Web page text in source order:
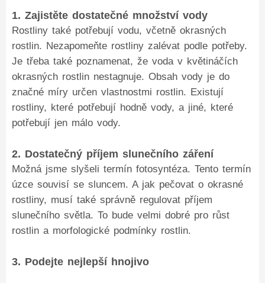
1. Zajistěte dostatečné množství vody
Rostliny také potřebují vodu, včetně okrasných
rostlin. Nezapomeňte rostliny zalévat podle potřeby.
Je třeba také poznamenat, že voda v květináčích
okrasných rostlin nestagnuje. Obsah vody je do
značné míry určen vlastnostmi rostlin. Existují
rostliny, které potřebují hodně vody, a jiné, které
potřebují jen málo vody.
2. Dostatečný příjem slunečního záření
Možná jsme slyšeli termín fotosyntéza. Tento termín
úzce souvisí se sluncem. A jak pečovat o okrasné
rostliny, musí také správně regulovat příjem
slunečního světla. To bude velmi dobré pro růst
rostlin a morfologické podmínky rostlin.
3. Podejte nejlepší hnojivo